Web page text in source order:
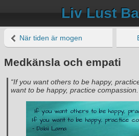
Liv Lust
När tiden är mogen
Medkänsla och empati
“If you want others to be happy,
want to be happy, practice